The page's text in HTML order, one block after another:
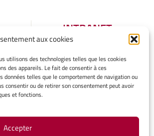
aux cookies
utilisons des technologies telles que les cookies
des appareils. Le fait de consentir à ces
telles que le comportement de navigation ou
consentir ou de retirer son consentement peut avoir
et fonctions.
Accepter
INTRANET